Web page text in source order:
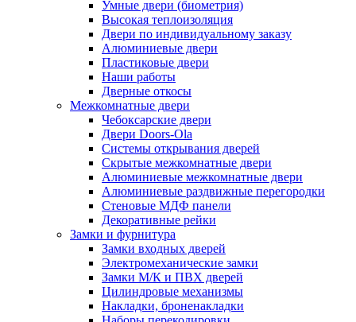
Умные двери (биометрия)
Высокая теплоизоляция
Двери по индивидуальному заказу
Алюминиевые двери
Пластиковые двери
Наши работы
Дверные откосы
Межкомнатные двери
Чебоксарские двери
Двери Doors-Ola
Системы открывания дверей
Скрытые межкомнатные двери
Алюминиевые межкомнатные двери
Алюминиевые раздвижные перегородки
Стеновые МДФ панели
Декоративные рейки
Замки и фурнитура
Замки входных дверей
Электромеханические замки
Замки М/К и ПВХ дверей
Цилиндровые механизмы
Накладки, броненакладки